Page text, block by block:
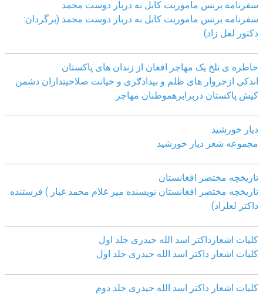
سفرنامه برنس ماموریت کابل به دربار دوست محمد
سفرنامه برنس ماموریت کابل به دربار دوست محمد (برگردان:
دکتور لعل زاد)
خاطره ی تلخ یک مھاجر افغان از زندان ھای پاکستان
اندکی ازخروار ھای ظلم و بیدادګری و خیانت صلاحیتداران دشمن
کیش پاکستان دربرابرھموطنان مھاجر
دیار خورشید
مجموعه شعر دیار خورشید
تاریخچه مختصر افغانستان
تاریخچه مختصر افغانستان نویسنده میر غلام محمد غبار ) فرستنده
داکتر لعلزاد)
کلیات اشعارداکتر اسد الله حیدری جلد اول
کلیات اشعار داکتر اسد الله حیدری جلد اول
کلیات اشعار داکتر اسد الله حیدری جلد دوم